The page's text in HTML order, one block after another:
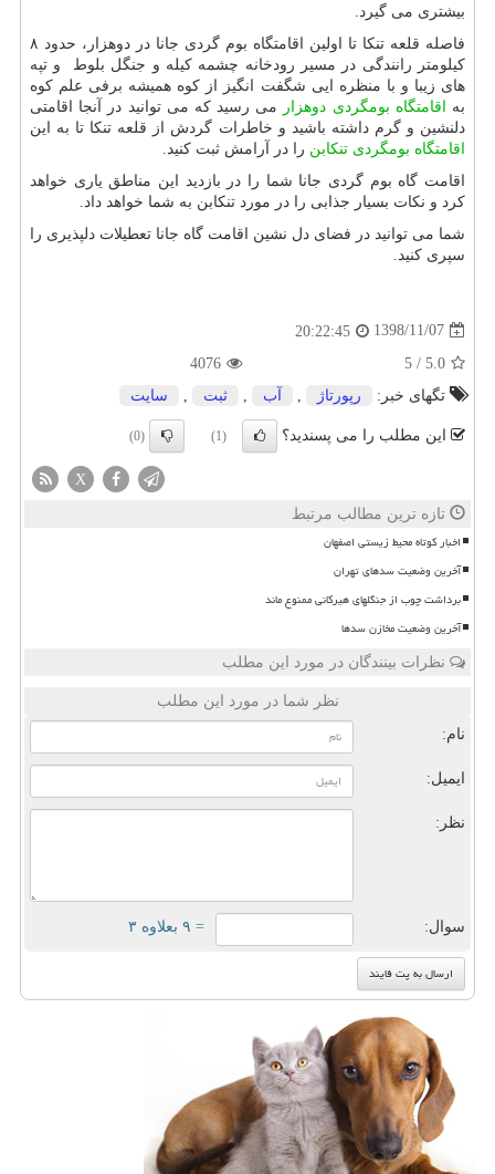
بیشتری می گیرد.
فاصله قلعه تنکا تا اولین اقامتگاه بوم گردی جانا در دوهزار، حدود ۸
کیلومتر رانندگی در مسیر رودخانه چشمه کیله و جنگل بلوط و تپه
های زیبا و با منظره ایی شگفت انگیز از کوه همیشه برفی علم کوه
به اقامتگاه بومگردی دوهزار
می رسید که می توانید در آنجا اقامتی
دلنشین و گرم داشته باشید و خاطرات گردش از قلعه تنکا تا به این
اقامتگاه بومگردی تنکابن را در آرامش ثبت کنید.
اقامت گاه بوم گردی جانا شما را در بازدید این مناطق یاری خواهد
کرد و نکات بسیار جذابی را در مورد تنکابن به شما خواهد داد.
شما می توانید در فضای دل نشین اقامت گاه جانا تعطیلات دلپذیری را
سپری کنید.
1398/11/07
20:22:45
5.0
/
5
4076
تگهای خبر:
رپورتاژ آب ثبت سایت
این مطلب را می پسندید؟ (1)
(0)
X
تازه ترین مطالب مرتبط
اخبار کوتاه محیط زیستی اصفهان
آخرین وضعیت سدهای تهران
برداشت چوب از جنگلهای هیرکانی ممنوع ماند
آخرین وضعیت مخازن سدها
نظرات بینندگان در مورد این مطلب
نظر شما در مورد این مطلب
نام:
ایمیل:
نظر:
سوال: = ۹ بعلاوه ۳